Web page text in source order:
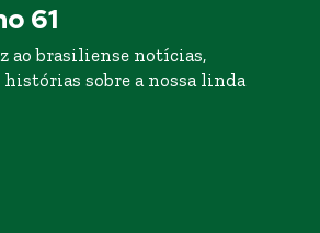
61
ao brasiliense notícias,
sobre a nossa linda